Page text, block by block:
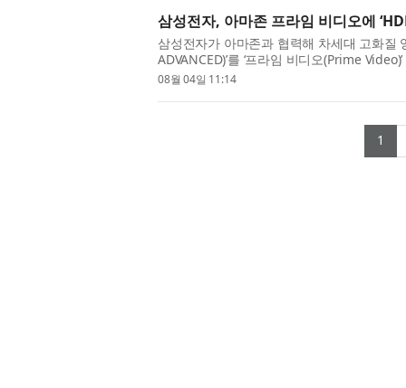
삼성전자, 아마존 프라임 비디오에
삼성전자가 아마존과 협력해 차세대 고화질
ADVANCED)’를 ‘프라임 비디오(Prime
비스인 프라임 비디오는 전 세계적으로 약 2
08월 04일 11:14
1